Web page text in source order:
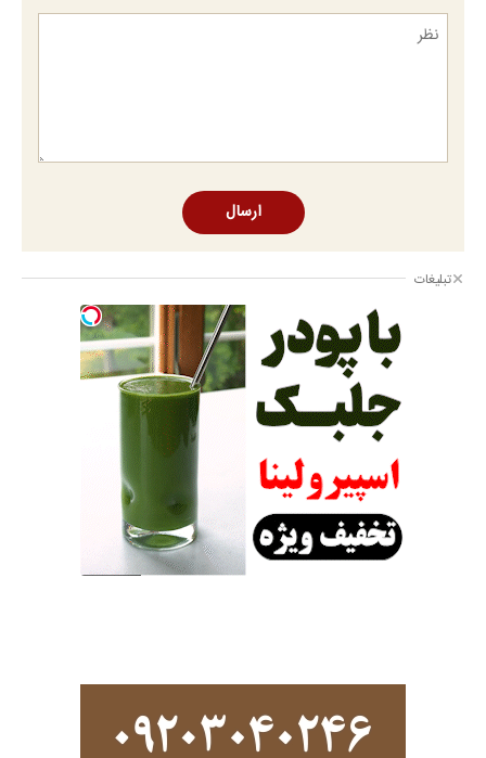
ارسال
تبلیغات